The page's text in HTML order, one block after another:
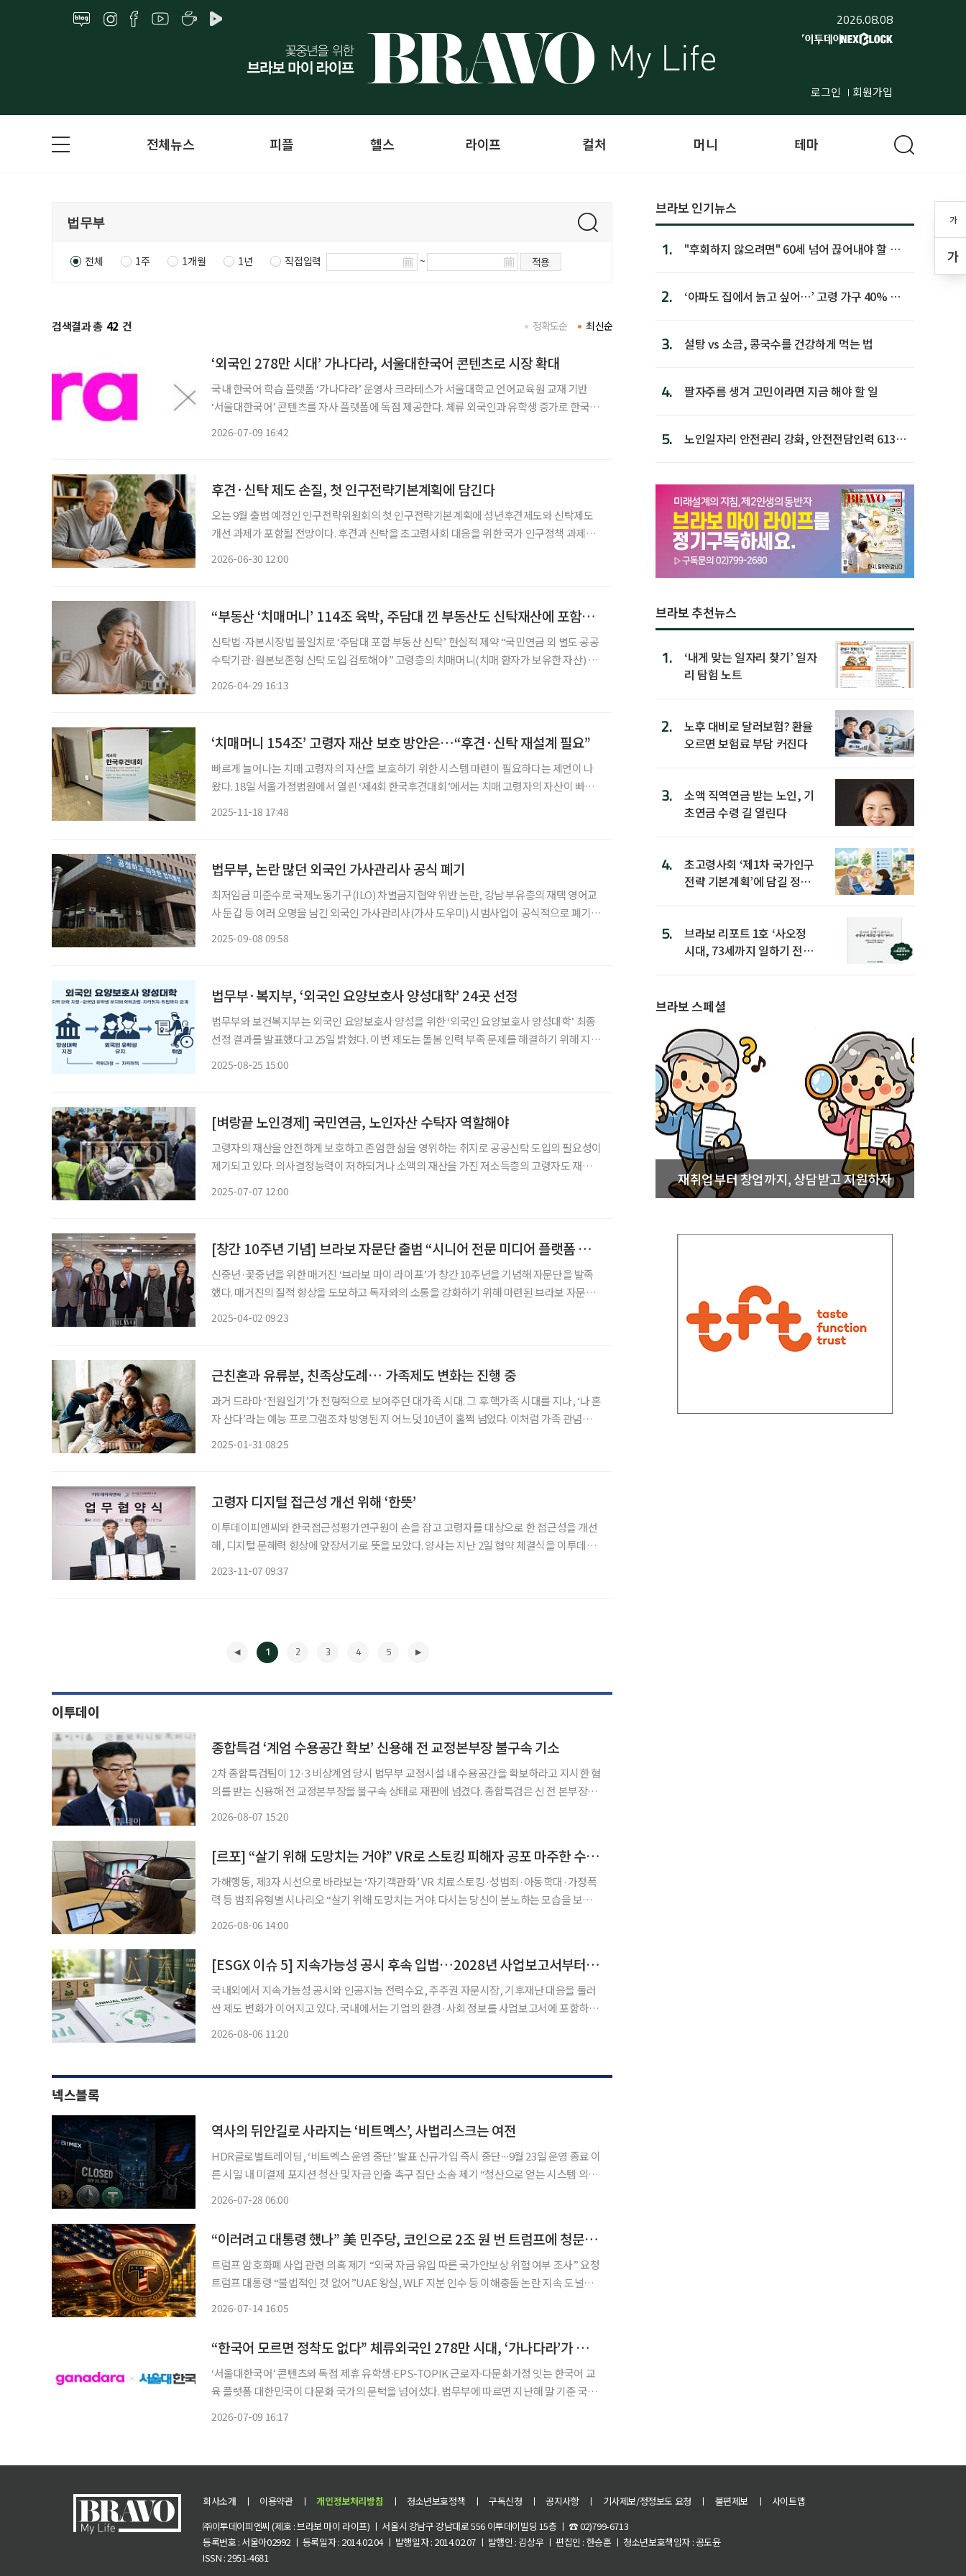
2026.08.08
로그인 회원가입
가
가
전체뉴스 피플 헬스 라이프 컬처 머니 테마
전체 1주 1개월 1년 직접입력 ~ 적용
검색결과 총 42 건 최신순
정확도순
‘외국인 278만 시대’ 가나다라, 서울대한국어 콘텐츠로 시장 확대
국내 한국어 학습 플랫폼 ‘가나다라’ 운영사 크라테스가 서울대학교 언어교육원 교재 기반
‘서울대한국어’ 콘텐츠를 자사 플랫폼에 독점 제공한다. 체류 외국인과 유학생 증가로 한국어
2026-07-09 16:42
후견·신탁 제도 손질, 첫 인구전략기본계획에 담긴다
오는 9월 출범 예정인 인구전략위원회의 첫 인구전략기본계획에 성년후견제도와 신탁제도
개선 과제가 포함될 전망이다. 후견과 신탁을 초고령사회 대응을 위한 국가 인구정책 과제로
2026-06-30 12:00
“부동산 ‘치매머니’ 114조 육박, 주담대 낀 부동산도 신탁재산에 포함해야”
신탁법·자본시장법 불일치로 ‘주담대 포함 부동산 신탁’ 현실적 제약 “국민연금 외 별도 공공
수탁기관·원본보존형 신탁 도입 검토해야” 고령층의 치매머니(치매 환자가 보유한 자산) 대
2026-04-29 16:13
‘치매머니 154조’ 고령자 재산 보호 방안은…“후견·신탁 재설계 필요”
빠르게 늘어나는 치매 고령자의 자산을 보호하기 위한 시스템 마련이 필요하다는 제언이 나
왔다. 18일 서울가정법원에서 열린 ‘제4회 한국후견대회’에서는 치매 고령자의 자산이 빠르
2025-11-18 17:48
법무부, 논란 많던 외국인 가사관리사 공식 폐기
최저임금 미준수로 국제노동기구(ILO) 차별금지협약 위반 논란, 강남 부유층의 재택 영어교
사 둔갑 등 여러 오명을 남긴 외국인 가사관리사(가사 도우미) 시범사업이 공식적으로 폐기된
2025-09-08 09:58
법무부·복지부, ‘외국인 요양보호사 양성대학’ 24곳 선정
법무부와 보건복지부는 외국인 요양보호사 양성을 위한 ‘외국인 요양보호사 양성대학’ 최종
선정 결과를 발표했다고 25일 밝혔다. 이번 제도는 돌봄 인력 부족 문제를 해결하기 위해 지역
2025-08-25 15:00
[벼랑끝 노인경제] 국민연금, 노인자산 수탁자 역할해야
고령자의 재산을 안전하게 보호하고 존엄한 삶을 영위하는 취지로 공공신탁 도입의 필요성이
제기되고 있다. 의사결정능력이 저하되거나 소액의 재산을 가진 저소득층의 고령자도 재산을
2025-07-07 12:00
[창간 10주년 기념] 브라보 자문단 출범 “시니어 전문 미디어 플랫폼 구축”
신중년·꽃중년을 위한 매거진 ‘브라보 마이 라이프’가 창간 10주년을 기념해 자문단을 발족
했다. 매거진의 질적 향상을 도모하고 독자와의 소통을 강화하기 위해 마련된 브라보 자문단
2025-04-02 09:23
근친혼과 유류분, 친족상도례… 가족제도 변화는 진행 중
과거 드라마 ‘전원일기’가 전형적으로 보여주던 대가족 시대. 그 후 핵가족 시대를 지나, ‘나 혼
자 산다’라는 예능 프로그램조차 방영된 지 어느덧 10년이 훌쩍 넘었다. 이처럼 가족 관념을
2025-01-31 08:25
고령자 디지털 접근성 개선 위해 ‘한뜻’
이투데이피엔씨와 한국접근성평가연구원이 손을 잡고 고령자를 대상으로 한 접근성을 개선
해, 디지털 문해력 향상에 앞장서기로 뜻을 모았다. 양사는 지난 2일 협약 체결식을 이투데이
2023-11-07 09:37
1 2 3 4 5
이투데이
종합특검 ‘계엄 수용공간 확보’ 신용해 전 교정본부장 불구속 기소
2차 종합특검팀이 12·3 비상계엄 당시 법무부 교정시설 내 수용공간을 확보하라고 지시한 혐
의를 받는 신용해 전 교정본부장을 불구속 상태로 재판에 넘겼다. 종합특검은 신 전 본부장을
2026-08-07 15:20
[르포] “살기 위해 도망치는 거야” VR로 스토킹 피해자 공포 마주한 수형자들
가해행동, 제3자 시선으로 바라보는 ‘자기객관화’ VR 치료스토킹·성범죄·아동학대·가정폭
력 등 범죄유형별 시나리오 “살기 위해 도망치는 거야. 다시는 당신이 분노하는 모습을 보고
2026-08-06 14:00
[ESGX 이슈 5] 지속가능성 공시 후속 입법…2028년 사업보고서부터 적용
국내외에서 지속가능성 공시와 인공지능 전력수요, 주주권 자문시장, 기후재난 대응을 둘러
싼 제도 변화가 이어지고 있다. 국내에서는 기업의 환경·사회 정보를 사업보고서에 포함하도
2026-08-06 11:20
넥스블록
역사의 뒤안길로 사라지는 ‘비트멕스’, 사법리스크는 여전
HDR글로벌트레이딩, ‘비트멕스 운영 중단’ 발표 신규가입 즉시 중단∙∙∙9월 23일 운영 종료 이
른 시일 내 미결제 포지션 청산 및 자금 인출 촉구 집단 소송 제기 “청산으로 얻는 시스템 의도
2026-07-28 06:00
“이러려고 대통령 했나” 美 민주당, 코인으로 2조 원 번 트럼프에 청문회 촉구
트럼프 암호화폐 사업 관련 의혹 제기 “외국 자금 유입 따른 국가안보상 위험 여부 조사” 요청
트럼프 대통령 “불법적인 것 없어”UAE 왕실, WLF 지분 인수 등 이해충돌 논란 지속 도널드
2026-07-14 16:05
“한국어 모르면 정착도 없다” 체류외국인 278만 시대, ‘가나다라’가 던진 승부수
‘서울대한국어’ 콘텐츠와 독점 제휴 유학생∙EPS-TOPIK 근로자∙다문화가정 잇는 한국어 교
육 플랫폼 대한민국이 다문화 국가의 문턱을 넘어섰다. 법무부에 따르면 지난해 말 기준 국내
2026-07-09 16:17
브라보 인기뉴스
1.
"후회하지 않으려면" 60세 넘어 끊어내야 할 사
2.
‘아파도 집에서 늙고 싶어…’ 고령 가구 40% 노
3. 설탕 vs 소금, 콩국수를 건강하게 먹는 법
4. 팔자주름 생겨 고민이라면 지금 해야 할 일
5.
노인일자리 안전관리 강화, 안전전담인력 613명
브라보 추천뉴스
1.
‘내게 맞는 일자리 찾기’ 일자
리 탐험 노트
2.
노후 대비로 달러보험? 환율
오르면 보험료 부담 커진다
3.
소액 직역연금 받는 노인, 기
초연금 수령 길 열린다
4.
초고령사회 ‘제1차 국가인구
전략 기본계획’에 담길 정책
5.
브라보 리포트 1호 ‘사오정
시대, 73세까지 일하기 전략’
브라보 스페셜
재취업부터 창업까지, 상담받고 지원하자
회사소개 ㅣ 이용약관 ㅣ 개인정보처리방침 ㅣ 청소년보호정책 ㅣ 구독신청 ㅣ 공지사항 ㅣ 기사제보/정정보도 요청 ㅣ 불편제보 ㅣ
사이트맵
㈜이투데이피엔씨 (제호 : 브라보 마이 라이프) ㅣ 서울시 강남구 강남대로 556 이투데이빌딩 15층 ㅣ ☎ 02)799-6713
등록번호 : 서울아02992 ㅣ 등록일자 : 2014.02.04 ㅣ 발행일자 : 2014.02.07 ㅣ 발행인 : 김상우 ㅣ 편집인 : 한승훈 ㅣ 청소년보호책임자 : 공도윤
ISSN : 2951-4681